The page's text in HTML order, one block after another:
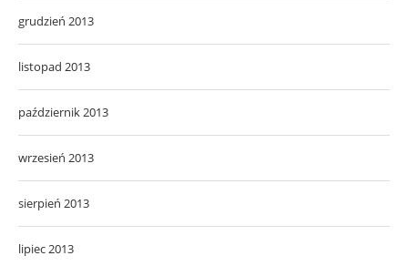
grudzień 2013
listopad 2013
październik 2013
wrzesień 2013
sierpień 2013
lipiec 2013